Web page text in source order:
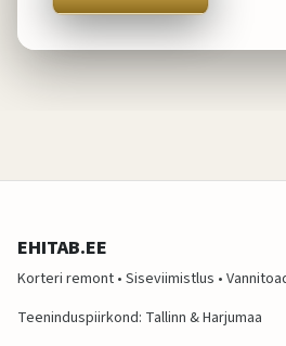
EHITAB.EE
Korteri remont • Siseviimistlus •
Teeninduspiirkond: Tallinn & Harjumaa